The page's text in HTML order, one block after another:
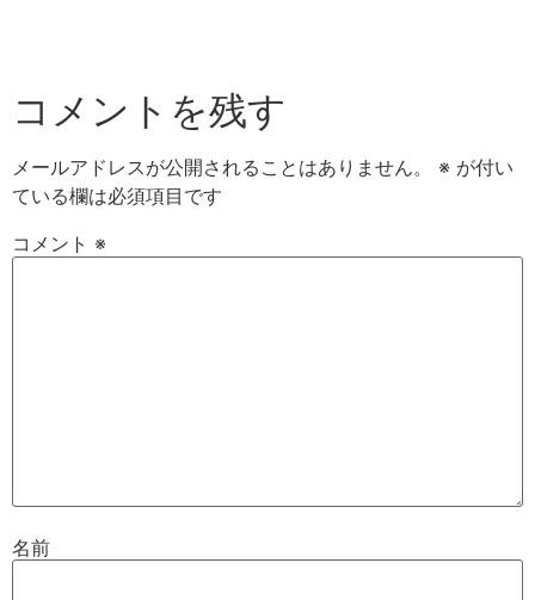
コメントを残す
メールアドレスが公開されることはありません。 ※ が付い
ている欄は必須項目です
コメント ※
名前